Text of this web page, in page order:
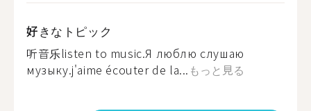
好きなトピック
听音乐listen to music.Я люблю слушаю
музыку.j'aime écouter de la... もっと見る